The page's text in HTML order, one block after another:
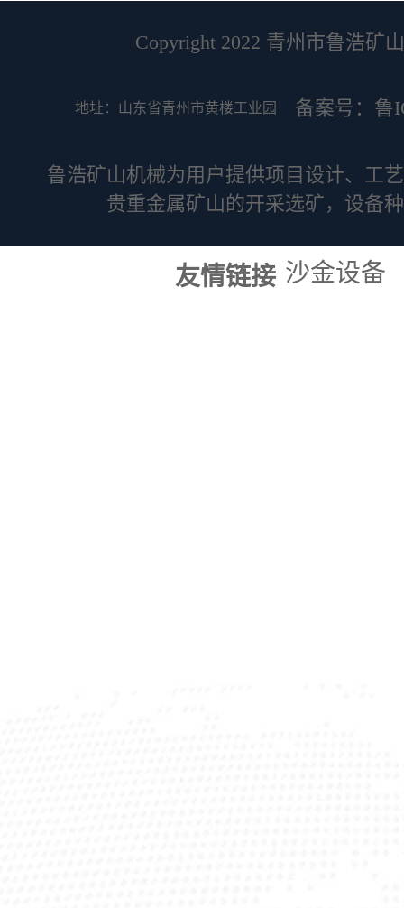
Copyright 2022 青州市鲁浩矿
地址：山东省青州市黄楼工业园 备案号：鲁
鲁浩矿山机械为用户提供项目设计、工
贵重金属矿山的开采选矿，设备
友情链接 沙金设备